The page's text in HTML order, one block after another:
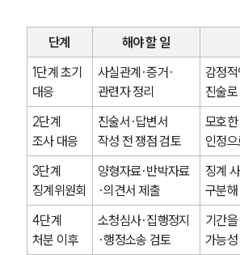
법률지식인
고객후기
업무분야
헌법·행정·규제·개혁그
전체
구성원 소개
행정전문변호사
단계 해야 할 일
1단계 초기
대응
사실관계·증거·
관련자 정리
감정
진술
2단계
조사 대응
진술서·답변서
작성 전 쟁점 검토
모호
인정
3단계
징계위원회
양형자료·반박자료
·의견서 제출
징계
구분
4단계
처분 이후
소청심사·집행정지
·행정소송 검토
기간
가능성